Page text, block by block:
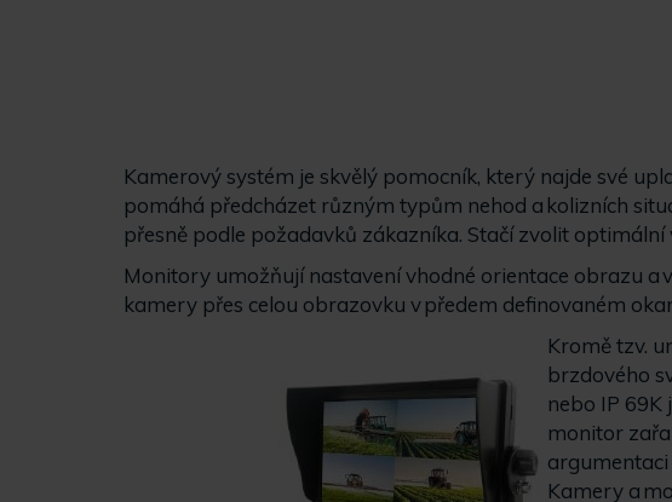
Kamerový systém je skvělý pomocník, který najde své
pomáhá předcházet různým typům nehod a kolizních
přesně podle požadavků zákazníka. Stačí zvolit
Monitory umožňují nastavení vhodné orientace obrazu
kamery přes celou obrazovku v předem definovaném
Kromě tzv.
brzdového
nebo IP 69K
monitor
argumentaci
Kamery a